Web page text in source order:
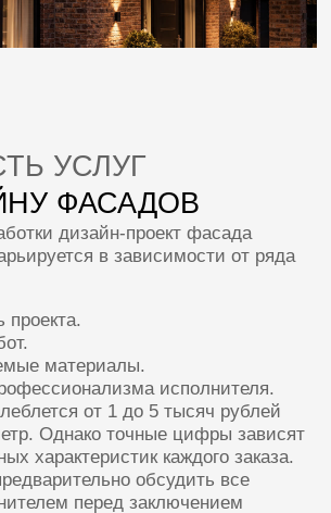
подход позволяют добиться
Если самостоятельно
обратиться
фасада дома. Мы поможем
стиль, материалы
уникальный образ вашего
и ознакомиться
проектов можно
дом особенным? Тогда
наши предложения
современном стиле. Создаем
клиентов. Сделайте
мечте!
ваш фасад
которое будет радовать